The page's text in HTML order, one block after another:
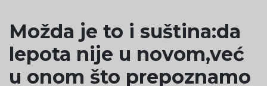
Možda je to i suština:da
lepota nije u novom,već
u onom što prepoznamo